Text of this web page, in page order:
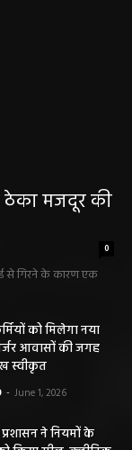
ठेका मजदूर की
0
से गिरने के कारण एक
को मिलेगा नया
आवासों की जगह
स्वीकृत
- June 1, 2026
ने नियमों के